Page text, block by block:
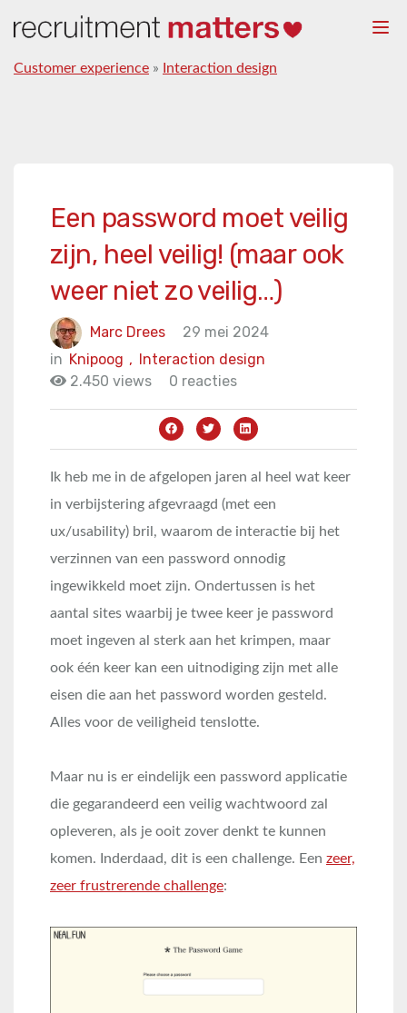
Customer experience » Interaction design
Een password moet veilig
zijn, heel veilig! (maar ook
weer niet zo veilig…)
Marc Drees
29 mei 2024
in
Interaction design
Knipoog ,
2.450 views
0 reacties
Ik heb me in de afgelopen jaren al heel wat keer
in verbijstering afgevraagd (met een
ux/usability) bril, waarom de interactie bij het
verzinnen van een password onnodig
ingewikkeld moet zijn. Ondertussen is het
aantal sites waarbij je twee keer je password
moet ingeven al sterk aan het krimpen, maar
ook één keer kan een uitnodiging zijn met alle
eisen die aan het password worden gesteld.
Alles voor de veiligheid tenslotte.
Maar nu is er eindelijk een password applicatie
die gegarandeerd een veilig wachtwoord zal
opleveren, als je ooit zover denkt te kunnen
komen. Inderdaad, dit is een challenge. Een zeer,
zeer frustrerende challenge: